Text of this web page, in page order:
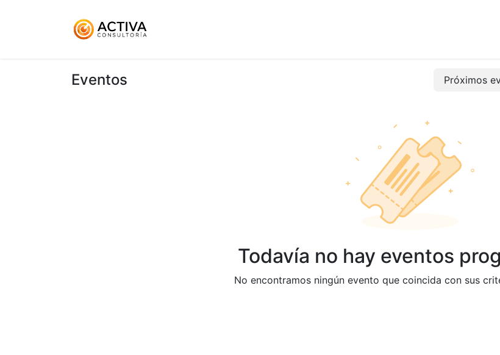
Eventos Próximos
Todavía no hay eventos
No encontramos ningún evento que coincida con sus